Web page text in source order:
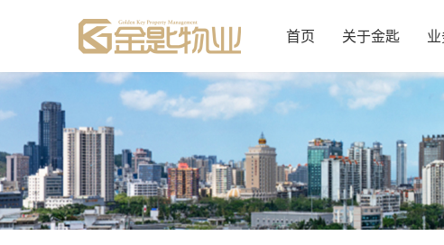
首页 关于金匙